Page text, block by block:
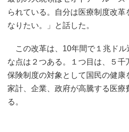
られている。自分は医療制度改革
なりたい。」と話した。
この改革は、10年間で１兆ド
な点は２つある。１つ目は、５千
保険制度の対象として国民の健康
家計、企業、政府が高騰する医療
る。